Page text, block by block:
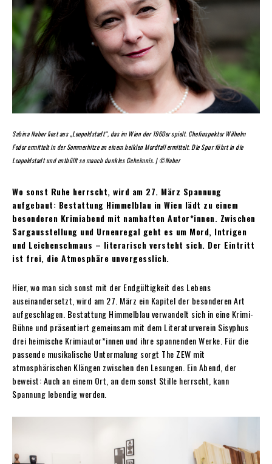
Sabina Naber liest aus „Leopoldstadt“, das im Wien der 1960er spielt. Chefinspektor Wilhelm
Fodor ermittelt in der Sommerhitze an einem heiklen Mordfall ermittelt. Die Spur führt in die
Leopoldstadt und enthüllt so manch dunkles Geheimnis. | ©Naber
Wo sonst Ruhe herrscht, wird am 27. März Spannung
aufgebaut: Bestattung Himmelblau in Wien lädt zu einem
besonderen Krimiabend mit namhaften Autor*innen. Zwischen
Sargausstellung und Urnenregal geht es um Mord, Intrigen
und Leichenschmaus – literarisch versteht sich. Der Eintritt
ist frei, die Atmosphäre unvergesslich.
Hier, wo man sich sonst mit der Endgültigkeit des Lebens
auseinandersetzt, wird am 27. März ein Kapitel der besonderen Art
aufgeschlagen. Bestattung Himmelblau verwandelt sich in eine Krimi-
Bühne und präsentiert gemeinsam mit dem Literaturverein Sisyphus
drei heimische Krimiautor*innen und ihre spannenden Werke. Für die
passende musikalische Untermalung sorgt The ZEW mit
atmosphärischen Klängen zwischen den Lesungen. Ein Abend, der
beweist: Auch an einem Ort, an dem sonst Stille herrscht, kann
Spannung lebendig werden.